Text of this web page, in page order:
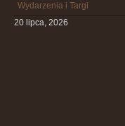
Wydarzenia i Targi
20 lipca, 2026